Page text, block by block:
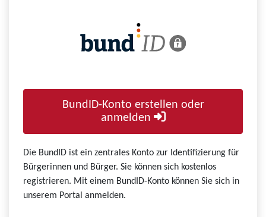
BundID-Konto erstellen oder
anmelden
Die BundID ist ein zentrales Konto zur Identifizierung für
Bürgerinnen und Bürger. Sie können sich kostenlos
registrieren. Mit einem BundID-Konto können Sie sich in
unserem Portal anmelden.